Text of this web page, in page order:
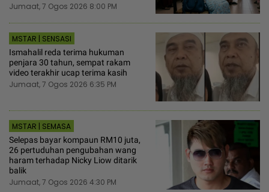
Jumaat, 7 Ogos 2026 8:00 PM
MSTAR | SENSASI
Ismahalil reda terima hukuman
penjara 30 tahun, sempat rakam
video terakhir ucap terima kasih
Jumaat, 7 Ogos 2026 6:35 PM
MSTAR | SEMASA
Selepas bayar kompaun RM10 juta,
26 pertuduhan pengubahan wang
haram terhadap Nicky Liow ditarik
balik
Jumaat, 7 Ogos 2026 4:30 PM